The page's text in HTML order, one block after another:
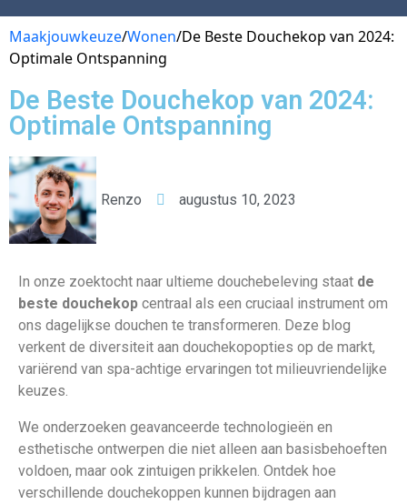
Maakjouwkeuze/Wonen/De Beste Douchekop van 2024:
Optimale Ontspanning
De Beste Douchekop van 2024:
Optimale Ontspanning
Renzo augustus 10, 2023
In onze zoektocht naar ultieme douchebeleving staat de
beste douchekop centraal als een cruciaal instrument om
ons dagelijkse douchen te transformeren. Deze blog
verkent de diversiteit aan douchekopopties op de markt,
variërend van spa-achtige ervaringen tot milieuvriendelijke
keuzes.
We onderzoeken geavanceerde technologieën en
esthetische ontwerpen die niet alleen aan basisbehoeften
voldoen, maar ook zintuigen prikkelen. Ontdek hoe
verschillende douchekoppen kunnen bijdragen aan